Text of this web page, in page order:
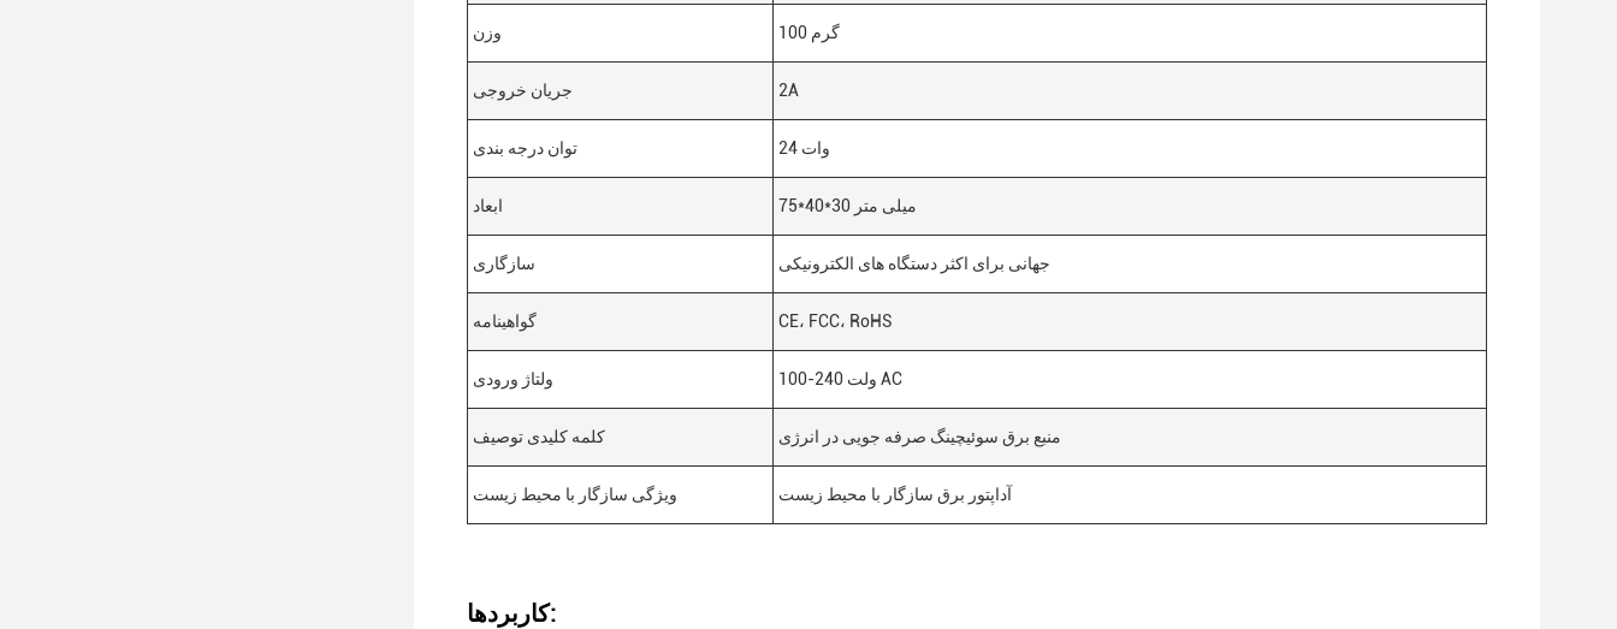
وزن 100 گرم
جریان خروجی 2A
توان درجه بندی 24 وات
ابعاد 75*40*30 میلی متر
سازگاری جهانی برای اکثر دستگاه های الکترونیکی
گواهینامه CE، FCC، RoHS
ولتاژ ورودی 100-240 ولت AC
کلمه کلیدی توصیف منبع برق سوئیچینگ صرفه جویی در انرژی
ویژگی سازگار با محیط زیست آداپتور برق سازگار با محیط زیست
کاربردها: